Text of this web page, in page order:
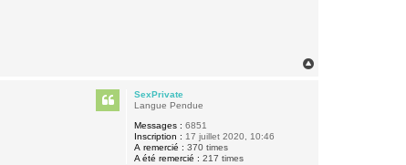
SexPrivate
Langue Pendue
Messages : 6851
Inscription : 17 juillet 2020, 10:46
A remercié : 370 times
A été remercié : 217 times